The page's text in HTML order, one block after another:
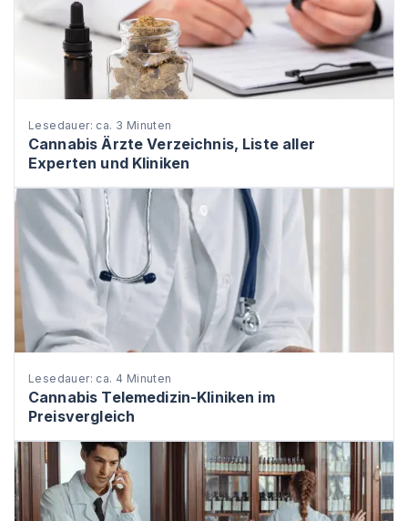
Lesedauer: ca. 3 Minuten
Cannabis Ärzte Verzeichnis, Liste aller
Experten und Kliniken
Lesedauer: ca. 4 Minuten
Cannabis Telemedizin-Kliniken im
Preisvergleich